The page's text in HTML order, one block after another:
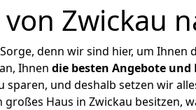
Zwickau
denn wir sind hier, um Ihnen
Ihnen die besten Angebote und
und deshalb setzen wir
Haus in Zwickau besitzen,